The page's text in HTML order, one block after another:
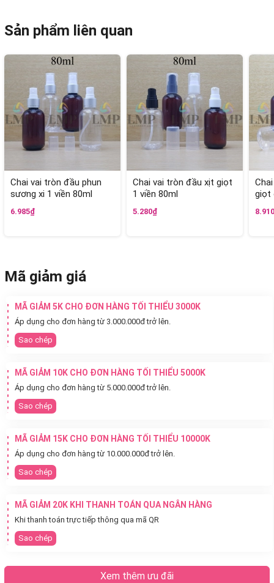
Sản phẩm liên quan
Chai vai tròn đầu phun
sương xi 1 viền 80ml
6.985₫
Chai vai tròn đầu xịt giọt
1 viền 80ml
5.280₫
giọt
Mã giảm giá
MÃ GIẢM 5K CHO ĐƠN HÀNG TỐI THIỂU 3000K
Áp dụng cho đơn hàng từ 3.000.000đ trở lên.
Sao chép
MÃ GIẢM 10K CHO ĐƠN HÀNG TỐI THIỂU 5000K
Áp dụng cho đơn hàng từ 5.000.000đ trở lên.
Sao chép
MÃ GIẢM 15K CHO ĐƠN HÀNG TỐI THIỂU 10000K
Áp dụng cho đơn hàng từ 10.000.000đ trở lên.
Sao chép
MÃ GIẢM 20K KHI THANH TOÁN QUA NGÂN HÀNG
Khi thanh toán trực tiếp thông qua mã QR
Sao chép
Xem thêm ưu đãi